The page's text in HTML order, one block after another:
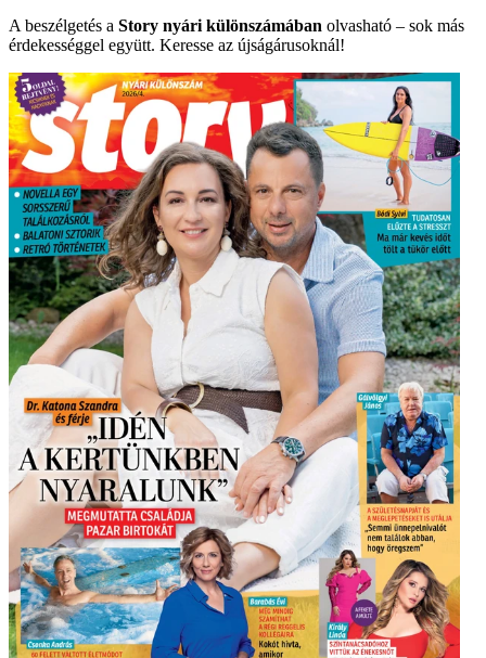
A beszélgetés a Story nyári különszámában olvasható – sok más
érdekességgel együtt. Keresse az újságárusoknál!